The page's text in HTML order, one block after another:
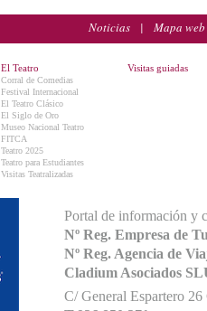
Noticias | Mapa web
El Teatro
Corral de Comedias
Festival Internacional
El Teatro Clásico
El Siglo de Oro
Museo Nacional Teatro
FITCA
Teatro 2025
Teatro para Estudiantes
Visitas Teatralizadas
Visitas guiadas
Portal de información y
Nº Reg. Empresa de
Nº Reg. Agencia de
Cladium Asociados
C/ General Espartero